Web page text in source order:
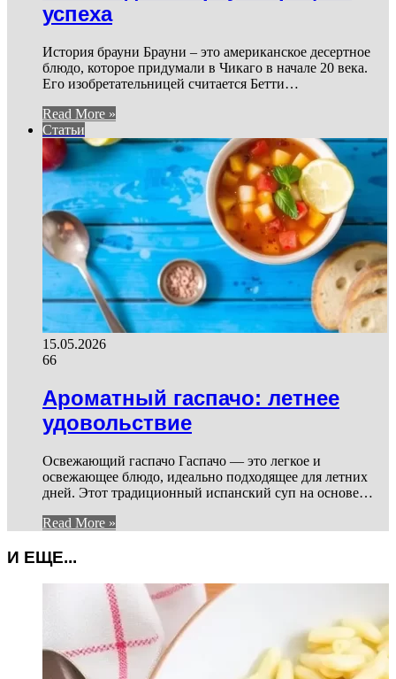
успеха
История брауни Брауни – это американское десертное
блюдо, которое придумали в Чикаго в начале 20 века.
Его изобретательницей считается Бетти…
Read More »
Статьи
15.05.2026
66
Ароматный гаспачо: летнее
удовольствие
Освежающий гаспачо Гаспачо — это легкое и
освежающее блюдо, идеально подходящее для летних
дней. Этот традиционный испанский суп на основе…
Read More »
И ЕЩЕ...